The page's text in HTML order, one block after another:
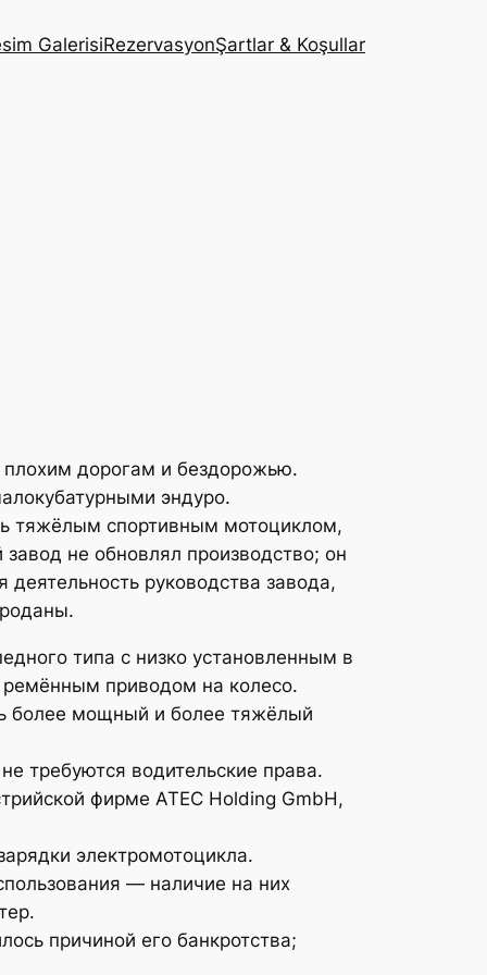
GalerisiRezervasyonŞartlar & Koşullar
плохим дорогам и бездорожью.
эндуро.
тяжёлым спортивным мотоциклом,
не обновлял производство; он
руководства завода,
типа с низко установленным в
приводом на колесо.
более мощный и более тяжёлый
требуются водительские права.
фирме ATEC Holding GmbH,
электромотоцикла.
— наличие на них
причиной его банкротства;